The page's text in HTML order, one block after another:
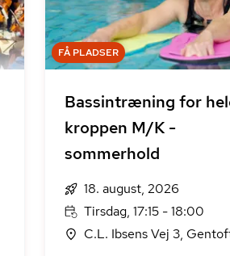
FÅ PLADSER
Bassintræning for
kroppen M/K -
sommerhold
18. august, 2026
Tirsdag, 17:15 - 18:00
C.L. Ibsens Vej 3,